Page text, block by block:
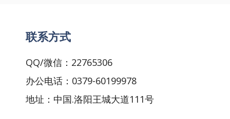
联系方式
QQ/微信：22765306
办公电话：0379-60199978
地址：中国.洛阳王城大道111号